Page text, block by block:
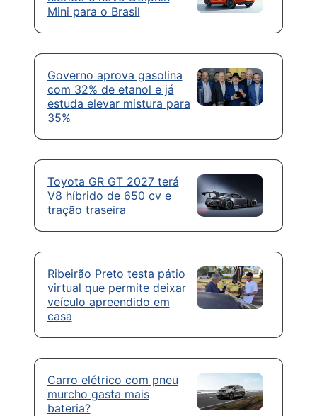
Mini para o Brasil
Governo aprova gasolina
com 32% de etanol e já
estuda elevar mistura para
35%
Toyota GR GT 2027 terá
V8 híbrido de 650 cv e
tração traseira
Ribeirão Preto testa pátio
virtual que permite deixar
veículo apreendido em
casa
Carro elétrico com pneu
murcho gasta mais
bateria?